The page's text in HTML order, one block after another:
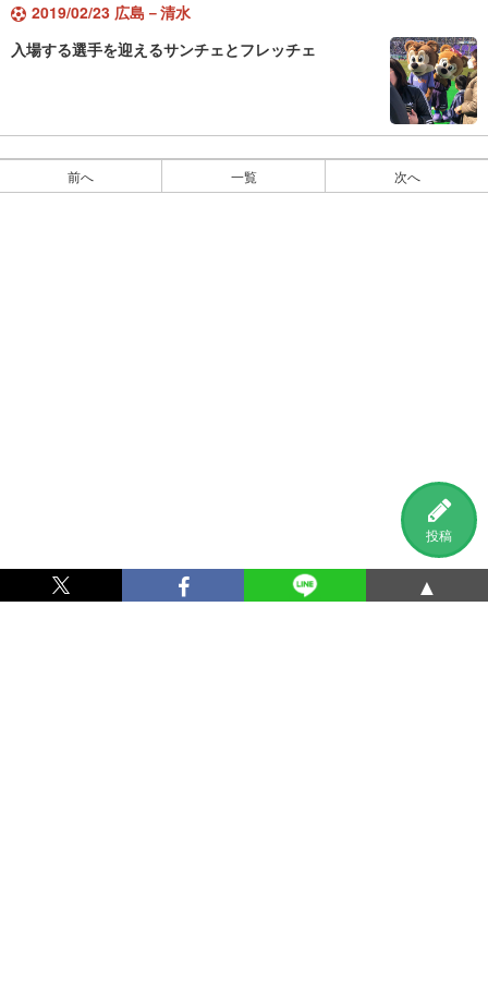
投稿
2019/02/23 広島－清水
入場する選手を迎えるサンチェとフレッチェ
前へ 一覧 次へ
▲